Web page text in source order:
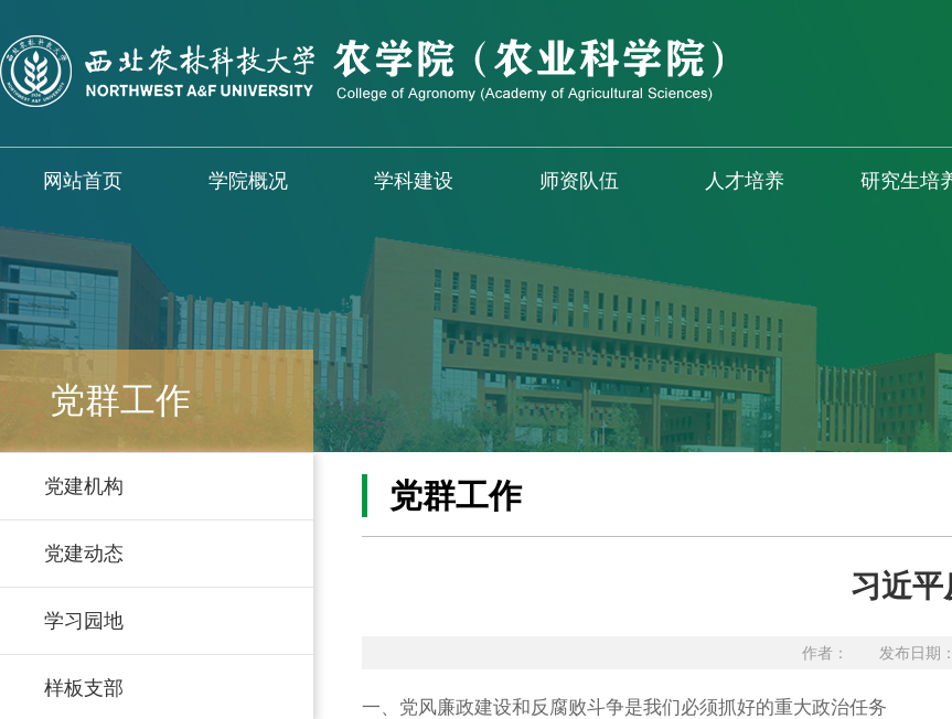
网站首页 学院概况 学科建设 师资队伍 人才培养 研究生培
党群工作
党建机构
党建动态
学习园地
样板支部
党群工作
习近平
作者： 发布日期
一、党风廉政建设和反腐败斗争是我们必须抓好的重大政治任务